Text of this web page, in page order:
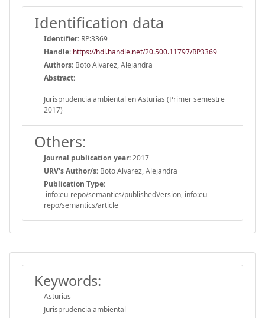
Identification data
Identifier: RP:3369
Handle: https://hdl.handle.net/20.500.11797/RP3369
Authors: Boto Alvarez, Alejandra
Abstract:
Jurisprudencia ambiental en Asturias (Primer semestre
2017)
Others:
Journal publication year:2017
URV's Author/s: Boto Alvarez, Alejandra
Publication Type:
info:eu-repo/semantics/publishedVersion, info:eu-
repo/semantics/article
Keywords:
Asturias
Jurisprudencia ambiental